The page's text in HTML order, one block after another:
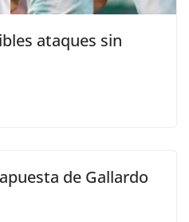
ataques sin
de Gallardo